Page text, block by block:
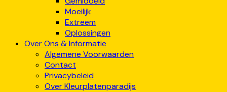
Moeilijk
Extreem
Oplossingen
Over Ons & Informatie
Algemene Voorwaarden
Contact
Privacybeleid
Over Kleurplatenparadijs